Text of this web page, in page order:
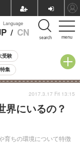
menu
Language
/ CN search
受験
集
学校受験
記事
）
界にいるの？
育ちの環境について特徴
2017.3.17 Fri 13:15